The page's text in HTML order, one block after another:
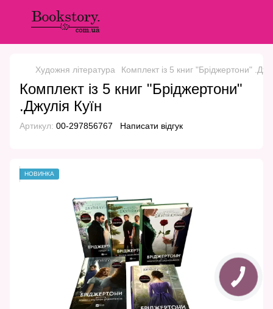
Художня література Комплект із 5 книг "Бріджертони"
Комплект із 5 книг "Бріджертони"
.Джулія Куїн
Артикул: 00-297856767 Написати відгук
НОВИНКА